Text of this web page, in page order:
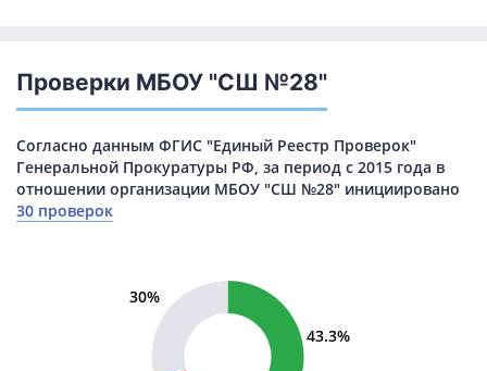
Проверки МБОУ "СШ №28"
Согласно данным ФГИС "Единый Реестр Проверок"
Генеральной Прокуратуры РФ, за период с 2015 года в
отношении организации МБОУ "СШ №28" инициировано
30 проверок
43.3%
30%